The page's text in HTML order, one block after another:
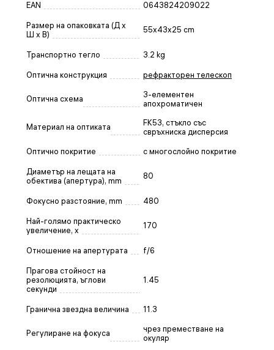
EAN 0643824209022
Размер на опаковката (Д x
Ш x В)
55x43x25 cm
Транспортно тегло 3.2 kg
Оптична конструкция рефракторен телескоп
Оптична схема
3-елементен
апохроматичен
Материал на оптиката
FK53, стъкло със
свръхниска дисперсия
Оптично покритие с многослойно покритие
Диаметър на лещата на
обектива (апертура), mm
80
Фокусно разстояние, mm 480
Най-голямо практическо
увеличение, x
170
Отношение на апертурата f/6
Прагова стойност на
резолюцията, ъглови
секунди
1.45
Гранична звездна величина 11.3
Регулиране на фокуса
чрез преместване на
окуляр